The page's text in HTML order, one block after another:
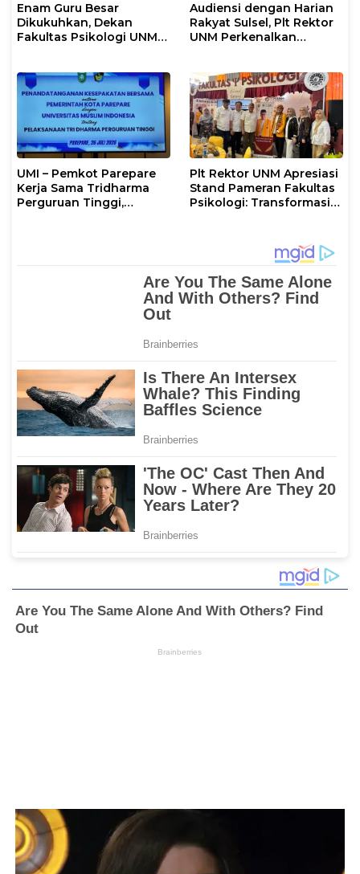
Enam Guru Besar
Dikukuhkan, Dekan
Fakultas Psikologi UNM
Audiensi dengan Harian
Rakyat Sulsel, Plt Rektor
UNM Perkenalkan
UMI – Pemkot Parepare
Kerja Sama Tridharma
Perguruan Tinggi,
Plt Rektor UNM Apresiasi
Stand Pameran Fakultas
Psikologi: Transformasi